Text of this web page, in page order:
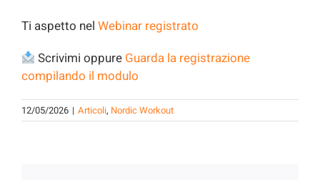
Ti aspetto nel Webinar registrato
Scrivimi oppure Guarda la registrazione
compilando il modulo
12/05/2026 | Articoli, Nordic Workout